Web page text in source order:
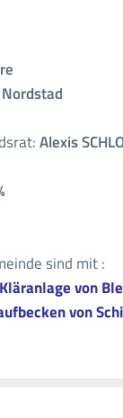
Nordstad
Alexis
sind mit :
von
von